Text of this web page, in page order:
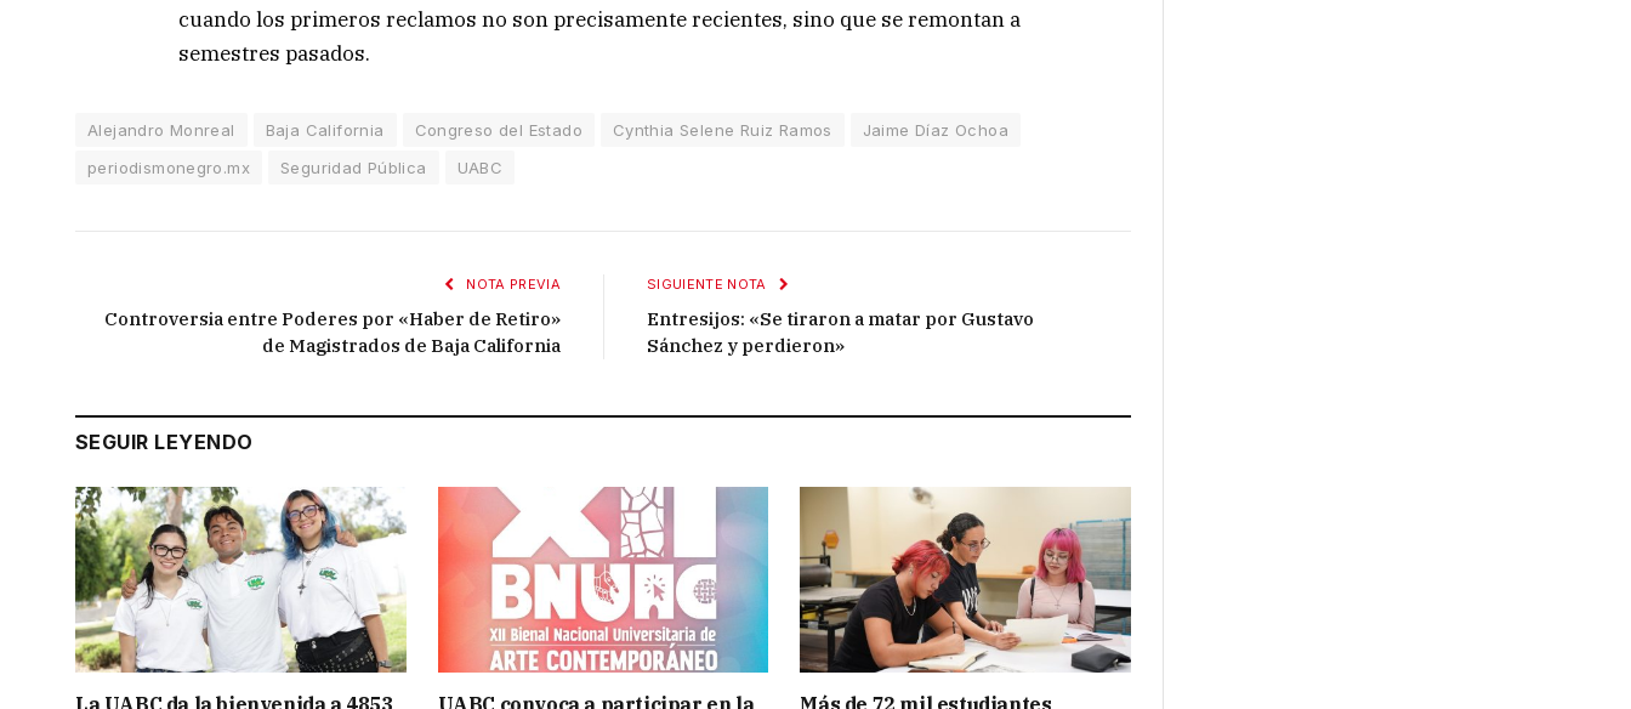
cuando los primeros reclamos no son precisamente recientes, sino que se remontan a
semestres pasados.
Alejandro Monreal Baja California Congreso del Estado Cynthia Selene Ruiz Ramos
Jaime Díaz Ochoa
periodismonegro.mx
Seguridad Pública UABC
NOTA PREVIA
Controversia entre Poderes por «Haber de Retiro»
de Magistrados de Baja California
SIGUIENTE NOTA
Entresijos: «Se tiraron a matar por Gustavo
Sánchez y perdieron»
SEGUIR LEYENDO